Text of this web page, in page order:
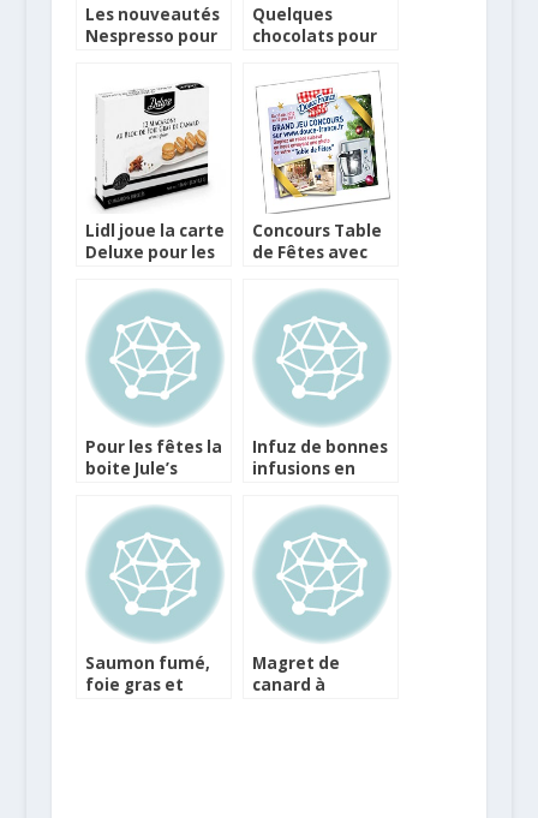
Les nouveautés
Nespresso pour
Quelques
chocolats pour
fêtes
Lidl joue la carte
Deluxe pour les
Concours Table
de Fêtes avec
Pour les fêtes la
boite Jule’s
Destrooper
Infuz de bonnes
infusions en
personnalisables
pour les Fêtes
Saumon fumé,
foie gras et
Magret de
canard à